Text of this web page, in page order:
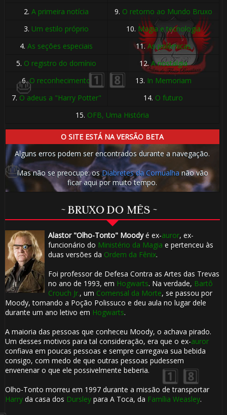
2.A primeira notícia 9. O retorno ao Mundo Bruxo
3. Um estilo próprio 10. Magia e tecnologia
4.As seções especiais 11.As polêmicas
5. O registro do domínio 12.A nostalgia
6.O reconhecimento 13. In Memoriam
7. O adeus a "Harry Potter" 14. O futuro
15. OFB, Uma História
O SITE ESTÁ NA VERSÃO BETA
Alguns erros podem ser encontrados durante a navegação.
Mas não se preocupe: osDiabretes da Cornualha não vão
ficar aqui por muito tempo.
~ BRUXO DO MÊS ~
Alastor "Olho-Tonto" Moodyé ex-auror, ex-
funcionário do Ministério da Magia e pertenceu às
duas versões da Ordem da Fênix.
Foi professor de Defesa Contra as Artes das Trevas
no ano de 1993, em Hogwarts. Na verdade, Bartô
Crouch Jr., um Comensal da Morte, se passou por
Moody, tomando a Poção Polissuco e deu aula no lugar dele
durante um ano letivo em Hogwarts.
A maioria das pessoas que conheceu Moody, o achava pirado.
Um desses motivos para tal consideração, era que o ex-auror
confiava em poucas pessoas e sempre carregava sua bebida
consigo, com medo de que outras pessoas pudessem
envenenar o que ele possivelmente beberia.
Olho-Tonto morreu em 1997 durante a missão de transportar
Harryda casa dos Dursleypara A Toca, da Família Weasley.
⚡
⚡
🎈
🎂